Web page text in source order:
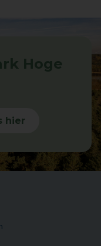
Hoge
hier